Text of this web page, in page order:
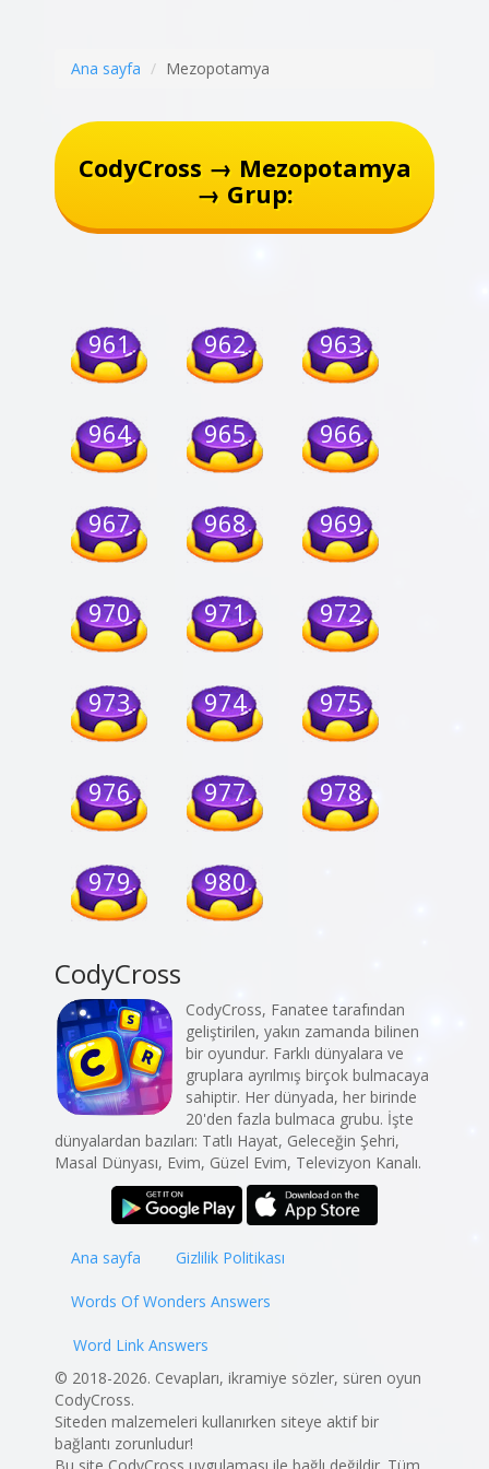
Ana sayfa Mezopotamya
CodyCross → Mezopotamya
→ Grup:
961 962 963
964 965 966
967 968 969
970 971 972
973 974 975
976 977 978
979 980
CodyCross
CodyCross, Fanatee tarafından
geliştirilen, yakın zamanda bilinen
bir oyundur. Farklı dünyalara ve
gruplara ayrılmış birçok bulmacaya
sahiptir. Her dünyada, her birinde
20'den fazla bulmaca grubu. İşte
dünyalardan bazıları: Tatlı Hayat, Geleceğin Şehri,
Masal Dünyası, Evim, Güzel Evim, Televizyon Kanalı.
Ana sayfa Gizlilik Politikası
Words Of Wonders Answers
Word Link Answers
© 2018-2026. Cevapları, ikramiye sözler, süren oyun
CodyCross.
Siteden malzemeleri kullanırken siteye aktif bir
bağlantı zorunludur!